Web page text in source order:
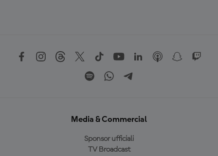
Media & Commercial
Sponsor ufficiali
TV Broadcast